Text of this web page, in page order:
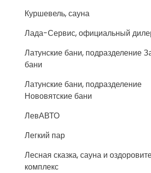
Куршевель, сауна
Лада-Сервис, официальный
Латунские бани, подразделение
бани
Латунские бани, подразделение
Нововятские бани
ЛевАВТО
Легкий пар
Лесная сказка, сауна и
комплекс